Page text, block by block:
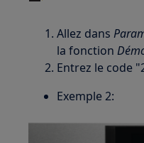
Allez dans
la fonction
Entrez le code
Exemple 2: